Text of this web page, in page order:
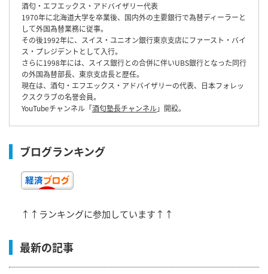
酒匂・エフエックス・アドバイザリー代表
1970年に北海道大学を卒業後、国内外の主要銀行で為替ディーラーと
して外国為替業務に従事。
その後1992年に、スイス・ユニオン銀行東京支店にファースト・バイ
ス・プレジデントとして入行。
さらに1998年には、スイス銀行との合併に伴いUBS銀行となった同行
の外国為替部長、東京支店長と歴任。
現在は、酒匂・エフエックス・アドバイザリーの代表、日本フォレッ
クスクラブの名誉会員。
YouTubeチャンネル「酒匂塾長チャンネル」開設。
ブログランキング
↑↑ランキングに参加しています↑↑
最新の記事